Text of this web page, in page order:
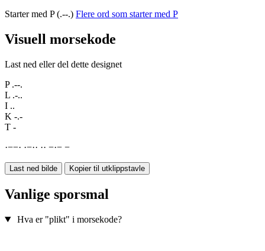
Starter med P (.--.) Flere ord som starter med P
Visuell morsekode
Last ned eller del dette designet
P .--.
L .-..
I ..
K -.-
T -
·−−· ·−·· ·· −·− −
Last ned bilde Kopier til utklippstavle
Vanlige sporsmal
Hva er "plikt" i morsekode?